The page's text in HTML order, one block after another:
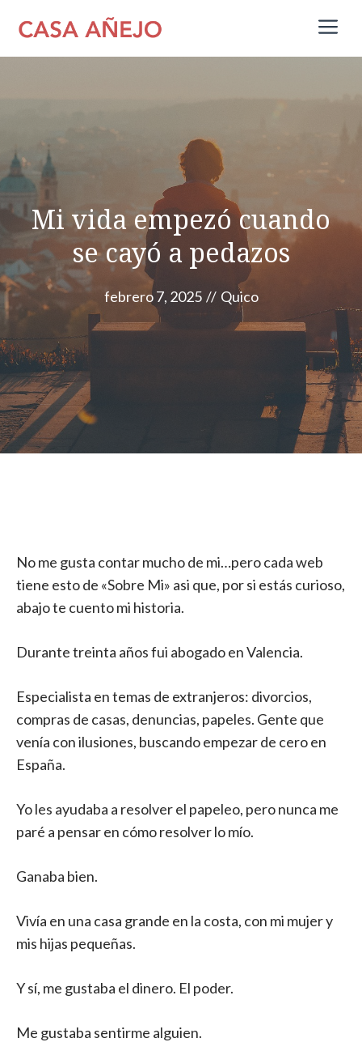
contenido
Mi vida empezó cuando
se cayó a pedazos
febrero 7, 2025 // Quico
No me gusta contar mucho de mi…pero cada web
tiene esto de «Sobre Mi» asi que, por si estás curioso,
abajo te cuento mi historia.
Durante treinta años fui abogado en Valencia.
Especialista en temas de extranjeros: divorcios,
compras de casas, denuncias, papeles. Gente que
venía con ilusiones, buscando empezar de cero en
España.
Yo les ayudaba a resolver el papeleo, pero nunca me
paré a pensar en cómo resolver lo mío.
Ganaba bien.
Vivía en una casa grande en la costa, con mi mujer y
mis hijas pequeñas.
Y sí, me gustaba el dinero. El poder.
Me gustaba sentirme alguien.